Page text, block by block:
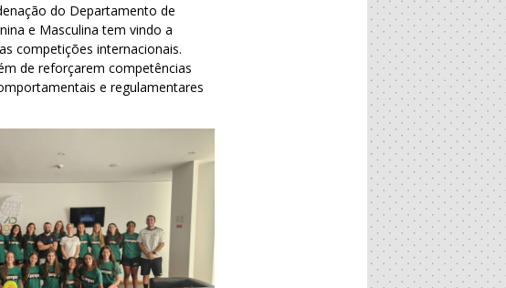
do Departamento de
e Masculina tem vindo a
competições internacionais.
de reforçarem competências
e regulamentares